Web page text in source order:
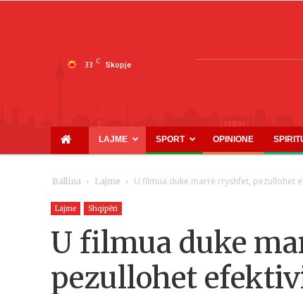
33 C Skopje
LAJME SPORT OPINIONE
Ballina Lajme U filmua duke marrë rryshfet, pezullohet
Lajme Shqipëri
U filmua duke
pezullohet